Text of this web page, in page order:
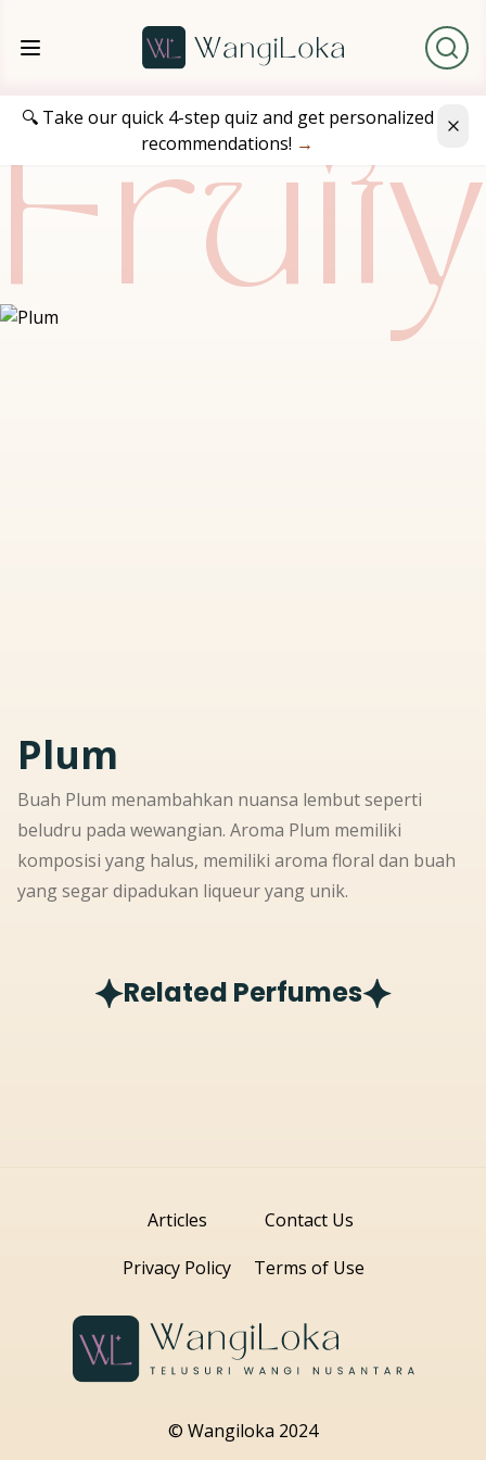
🔍 Take our quick 4-step quiz and get personalized
recommendations! →
Fruity
Plum
Buah Plum menambahkan nuansa lembut seperti
beludru pada wewangian. Aroma Plum memiliki
komposisi yang halus, memiliki aroma floral dan buah
yang segar dipadukan liqueur yang unik.
Related Perfumes
Articles
Contact Us
Privacy Policy
Terms of Use
© Wangiloka 2024